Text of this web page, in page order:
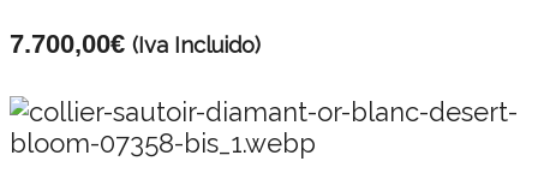
7.700,00€ (Iva Incluido)